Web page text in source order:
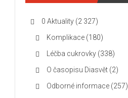
0 Aktuality (2 327)
Komplikace (180)
Léčba cukrovky (338)
O časopisu Diasvět (2)
Odborné informace (257)